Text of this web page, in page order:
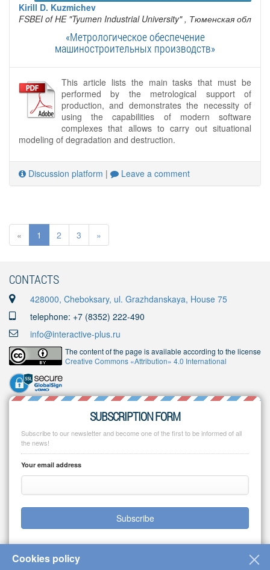
Kirill D. Kuzmichev
FSBEI of HE "Tyumen Industrial University" , Тюменская обл
«Метрологическое обеспечение
машиностроительных производств»
This article lists the main tasks that must be
performed by the metrological support of
production, and demonstrates the necessity of
using the capabilities of modern software
complexes that allows to carry out situational
modeling of degradation and destruction.
Discussion platform | Leave a comment
« 1 2 3 »
CONTACTS
428000, Cheboksary, ul. Grazhdanskaya, House 75
telephone: +7 (8352) 222-490
info@interactive-plus.ru
The content of the page is available according to the license
Creative Commons «Attribution» 4.0 International
SUBSCRIPTION FORM
Subscribe to our newsletter and become one of the first to be informed of all
the news!
Your email address
Subscribe
Cookies policy